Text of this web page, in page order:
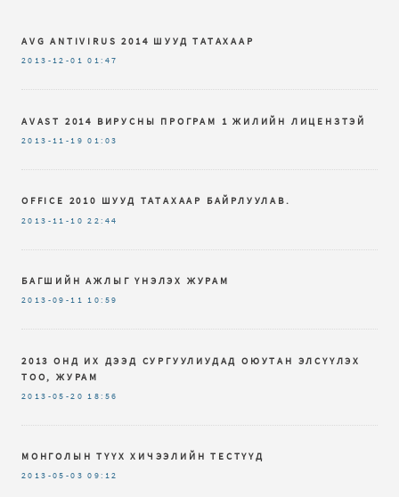
AVG ANTIVIRUS 2014 ШУУД ТАТАХААР
2013-12-01 01:47
AVAST 2014 ВИРУСНЫ ПРОГРАМ 1 ЖИЛИЙН ЛИЦЕНЗТЭЙ
2013-11-19 01:03
OFFICE 2010 ШУУД ТАТАХААР БАЙРЛУУЛАВ.
2013-11-10 22:44
БАГШИЙН АЖЛЫГ ҮНЭЛЭХ ЖУРАМ
2013-09-11 10:59
2013 ОНД ИХ ДЭЭД СУРГУУЛИУДАД ОЮУТАН ЭЛСҮҮЛЭХ
ТОО, ЖУРАМ
2013-05-20 18:56
МОНГОЛЫН ТҮҮХ ХИЧЭЭЛИЙН ТЕСТҮҮД
2013-05-03 09:12